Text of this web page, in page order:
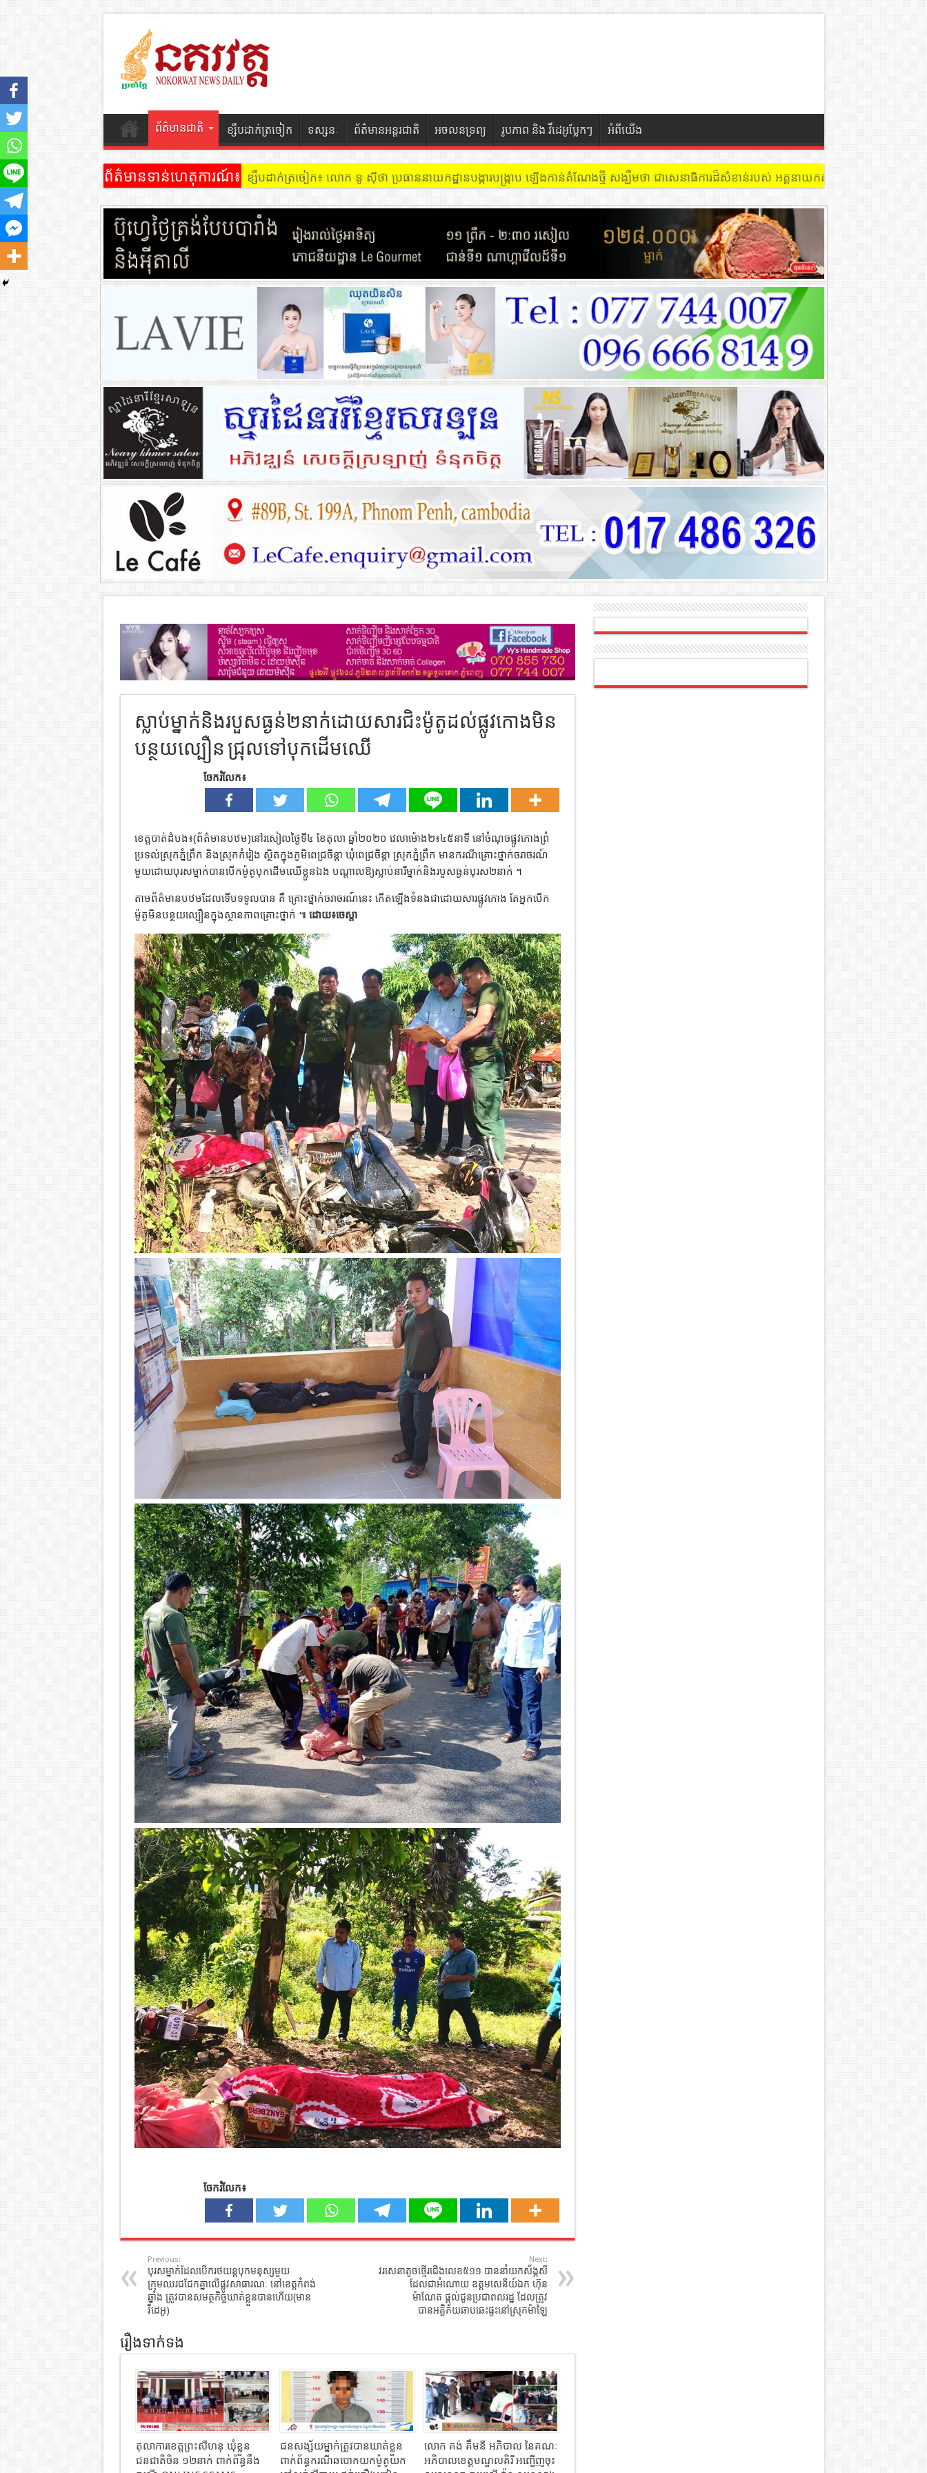
ព័ត៌មានជាតិ ខ្សឹបដាក់ត្រចៀក ទស្សនៈ ព័ត៌មានអន្តរជាតិ អចលនទ្រព្យ រូបភាព និង វីដេអូប្លែកៗ អំពីយើង
ព័ត៌មានទាន់ហេតុការណ៍៖ ខ្សឹបដាក់ត្រចៀក ៖ អគារ Sky 31 នៅខណ្ឌទួលគោក មានអ្នកជួលបន្ទប់បើកល្បែងសុីសង នៅជាន់ទី៩ បន្ទប់ ៩០២ !
ស្លាប់ម្នាក់និងរបួសធ្ងន់២នាក់ដោយសារជិះម៉ូតូដល់ផ្លូវកោងមិន
បន្ថយល្បឿន ជ្រុលទៅបុកដើមឈើ
ចែករំលែក៖
ខេត្តបាត់ដំបង៖(ព័ត៌មានបឋម)នៅរសៀលថ្ងៃទី៤ ខែតុលា ឆ្នាំ២០២០ វេលាម៉ោង២៖៤៥នាទី នៅចំណុចផ្លូវកោងព្រំ
ប្រទល់ស្រុកភ្នំព្រឹក និងស្រុកកំរៀង ស្ថិតក្នុងភូមិពេជ្រចិន្តា ឃុំពេជ្រចិន្តា ស្រុកភ្នំព្រឹក មានករណីគ្រោះថ្នាក់ចរាចរណ៍
មួយដោយបុរសម្នាក់បានបើកម៉ូតូបុកដើមឈើខ្លួនឯង បណ្តាលឱ្យស្លាប់នារីម្នាក់និងរបួសធ្ងន់បុរស២នាក់ ។
តាមព័ត៌មានបឋមដែលទើបទទួលបាន គឺ គ្រោះថ្នាក់ចរាចរណ៍នេះ កើតឡើងទំនងជាដោយសារផ្លូវកោង តែអ្នកបើក
ម៉ូតូមិនបន្ថយល្បឿនក្នុងស្ថានភាពគ្រោះថ្នាក់ ៕ ដោយ៖ចេស្តា
ចែករំលែក៖
Previous:
បុរសម្នាក់ដែលបើករថយន្តបុកមនុស្សមួយ
ក្រុមឈរជជែកគ្នាលើផ្លូវសាធារណៈ នៅខេត្តកំពង់
ឆ្នាំង ត្រូវបានសមត្ថកិច្ចឃាត់ខ្លួនបានហើយ(មាន
វីដេអូ)
Next:
វរសេនាតូចថ្មើរជើងលេខ៥១១ បាននាំយកស័ង្កសី
ដែលជាអំណោយ ឧត្តមសេនីយ៍ឯក ហ៊ុន
ម៉ាណែត ផ្តល់ជូនប្រជាពលរដ្ឋ ដែលត្រូវ
បានឣគ្គិភ័យឆាបឆេះផ្ទះនៅស្រុកម៉ាឡៃ
រឿងទាក់ទង
តុលាការខេត្តព្រះសីហនុ ឃុំខ្លួន
ជនជាតិចិន ១២នាក់ ពាក់ព័ន្ធនឹង
ជនសង្ស័យម្នាក់ត្រូវបានឃាត់ខ្លួន
ពាក់ព័ន្ធករណីឆបោកយកម៉ូតូយក
លោក គង់ គឹមនី អភិបាល នៃគណៈ
អភិបាលខេត្តមណ្ឌលគិរី អញ្ជើញចុះ